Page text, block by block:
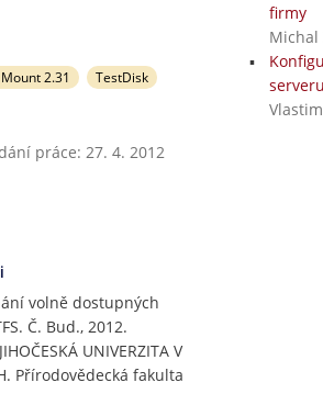
2.31
TestDisk
práce: 27. 4. 2012
volně dostupných
Č. Bud., 2012.
UNIVERZITA V
Přírodovědecká fakulta
firmy
Michal
serveru